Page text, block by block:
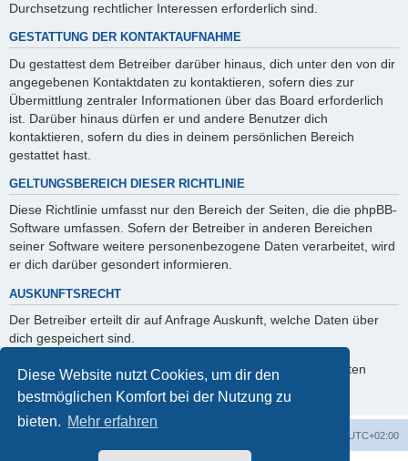
Diese Website nutzt Cookies, um dir den
bestmöglichen Komfort bei der Nutzung zu
bieten. Mehr erfahren
Durchsetzung rechtlicher Interessen erforderlich sind.
GESTATTUNG DER KONTAKTAUFNAHME
Du gestattest dem Betreiber darüber hinaus, dich unter den von dir
angegebenen Kontaktdaten zu kontaktieren, sofern dies zur
Übermittlung zentraler Informationen über das Board erforderlich
ist. Darüber hinaus dürfen er und andere Benutzer dich
kontaktieren, sofern du dies in deinem persönlichen Bereich
gestattet hast.
GELTUNGSBEREICH DIESER RICHTLINIE
Diese Richtlinie umfasst nur den Bereich der Seiten, die die phpBB-
Software umfassen. Sofern der Betreiber in anderen Bereichen
seiner Software weitere personenbezogene Daten verarbeitet, wird
er dich darüber gesondert informieren.
AUSKUNFTSRECHT
Der Betreiber erteilt dir auf Anfrage Auskunft, welche Daten über
dich gespeichert sind.
Du kannst jederzeit die Löschung bzw. Sperrung deiner Daten
verlangen. Kontaktiere hierzu bitte den Betreiber.
UTC+02:00